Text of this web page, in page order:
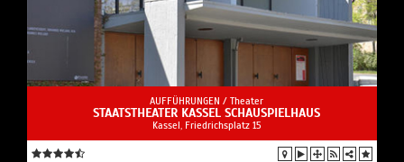
AUFFÜHRUNGEN / Theater
STAATSTHEATER KASSEL SCHAUSPIELHAUS
Kassel, Friedrichsplatz 15